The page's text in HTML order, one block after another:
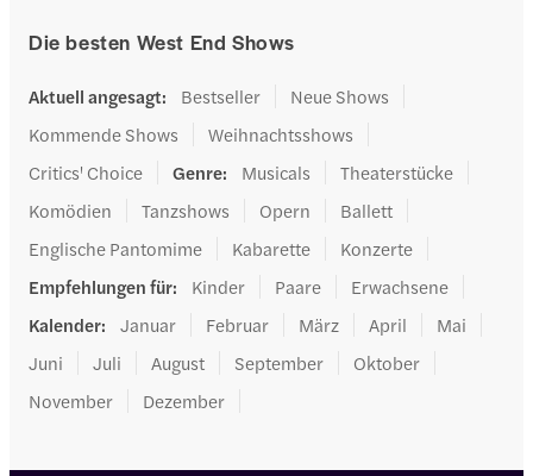
Die besten West End Shows
Aktuell angesagt: Bestseller
Neue Shows
Kommende Shows
Weihnachtsshows
Critics' Choice
Genre: Musicals
Theaterstücke
Komödien
Tanzshows Opern
Ballett
Englische Pantomime
Kabarette
Konzerte
Empfehlungen für: Kinder Paare
Erwachsene
Kalender: Januar Februar März April
Mai
Juni
Juli August September
Oktober
November
Dezember